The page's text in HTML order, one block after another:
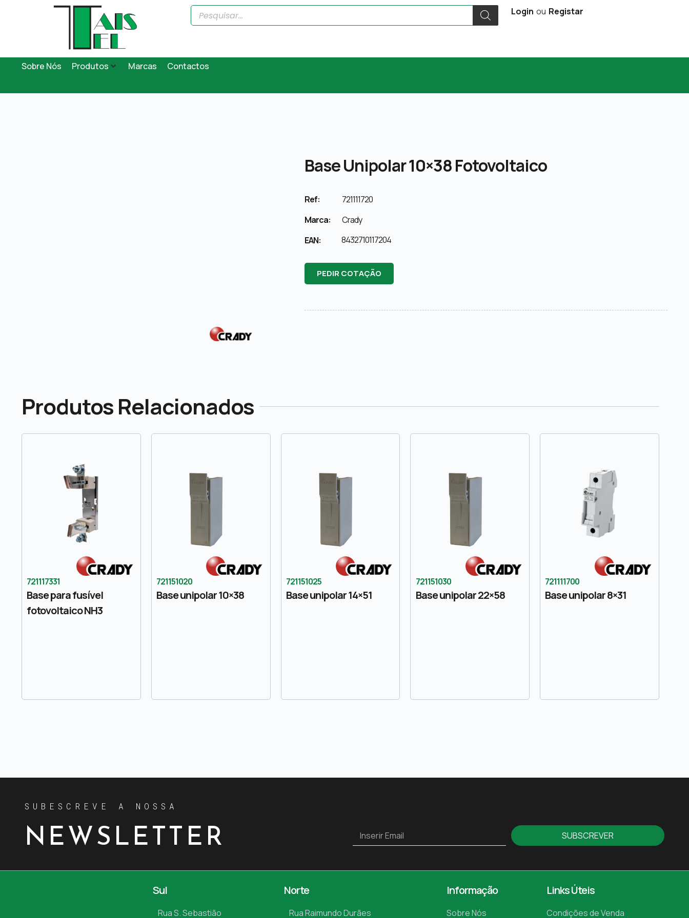
Login ou Registar
Sobre Nós Produtos Marcas Contactos
Base Unipolar 10×38 Fotovoltaico
Ref:
721111720
Marca:
Crady
EAN:
8432710117204
PEDIR COTAÇÃO
Produtos Relacionados
721117331
Base para fusível
fotovoltaico NH3
721151020
Base unipolar 10×38
721151025
Base unipolar 14×51
721151030
Base unipolar 22×58
721111700
Base unipolar 8×31
SUBESCREVE A NOSSA
NEWSLETTER SUBSCREVER
Sul
Rua S. Sebastião
Norte
Rua Raimundo Durães
Informação
Sobre Nós
Links Úteis
Condições de Venda